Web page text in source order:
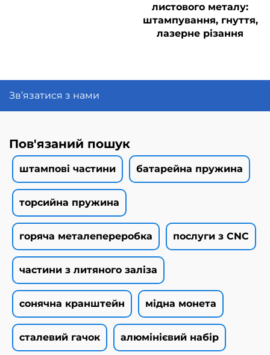
листового металу:
штампування, гнуття,
лазерне різання
Зв’язатися з нами
Пов'язаний пошук
штампові частини батарейна пружина
торсийна пружина
горяча металепереробка послуги з CNC
частини з литяного заліза
сонячна кранштейн мідна монета
сталевий гачок алюмінієвий набір